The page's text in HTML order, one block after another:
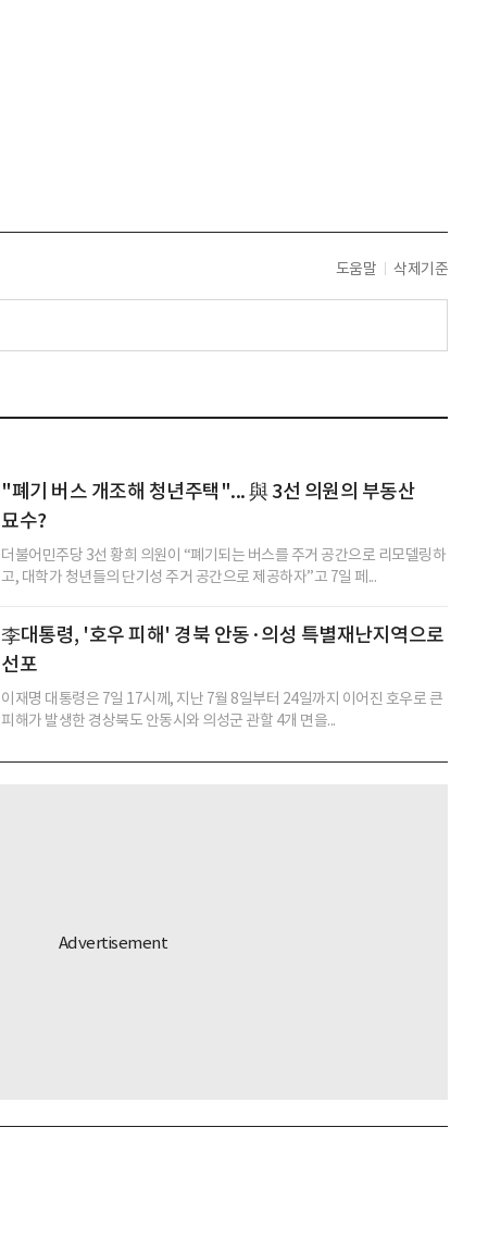
도움말 삭제기준
"폐기 버스 개조해 청년주택"... 與 3선 의원의 부동산
묘수?
더불어민주당 3선 황희 의원이 “폐기되는 버스를 주거 공간으로 리모델링하
고, 대학가 청년들의 단기성 주거 공간으로 제공하자”고 7일 페...
李대통령, '호우 피해' 경북 안동·의성 특별재난지역으로
선포
이재명 대통령은 7일 17시께, 지난 7월 8일부터 24일까지 이어진 호우로 큰
피해가 발생한 경상북도 안동시와 의성군 관할 4개 면을...